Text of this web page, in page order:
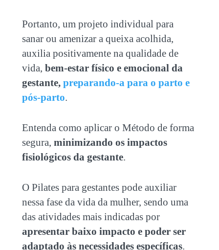
Portanto, um projeto individual para
sanar ou amenizar a queixa acolhida,
auxilia positivamente na qualidade de
vida, bem-estar físico e emocional da
gestante, preparando-a para o parto e
pós-parto.
Entenda como aplicar o Método de forma
segura, minimizando os impactos
fisiológicos da gestante.
O Pilates para gestantes pode auxiliar
nessa fase da vida da mulher, sendo uma
das atividades mais indicadas por
apresentar baixo impacto e poder ser
adaptado às necessidades específicas.